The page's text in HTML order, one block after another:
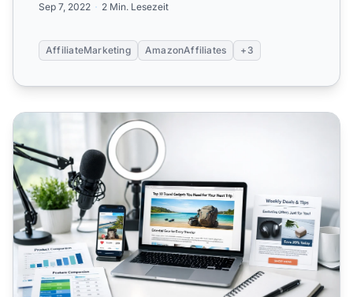
Sep 7, 2022 2 Min. Lesezeit
AffiliateMarketing AmazonAffiliates +3
Effektive Wege zur Erstellung von Affiliate-Inhalten